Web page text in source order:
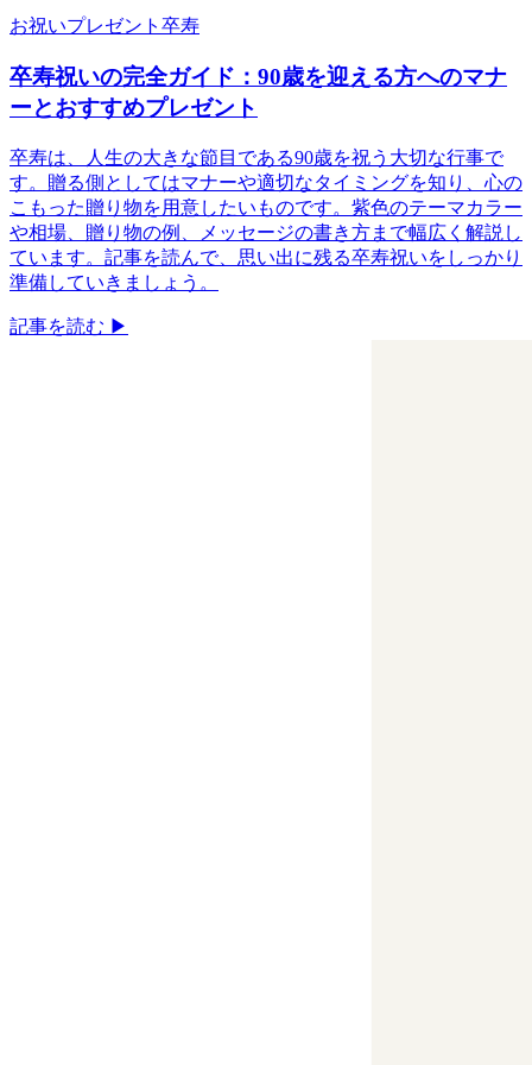
お祝いプレゼント 卒寿
卒寿祝いの完全ガイド：90歳を迎える方へのマナ
ーとおすすめプレゼント
卒寿は、人生の大きな節目である90歳を祝う大切な行事で
す。贈る側としてはマナーや適切なタイミングを知り、心の
こもった贈り物を用意したいものです。紫色のテーマカラー
や相場、贈り物の例、メッセージの書き方まで幅広く解説し
ています。記事を読んで、思い出に残る卒寿祝いをしっかり
準備していきましょう。
記事を読む ▶